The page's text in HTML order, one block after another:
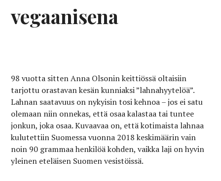
vegaanisena
98 vuotta sitten Anna Olsonin keittiössä oltaisiin
tarjottu orastavan kesän kunniaksi ”lahnahyytelöä”.
Lahnan saatavuus on nykyisin tosi kehnoa – jos ei satu
olemaan niin onnekas, että osaa kalastaa tai tuntee
jonkun, joka osaa. Kuvaavaa on, että kotimaista lahnaa
kulutettiin Suomessa vuonna 2018 keskimäärin vain
noin 90 grammaa henkilöä kohden, vaikka laji on hyvin
yleinen eteläisen Suomen vesistöissä.